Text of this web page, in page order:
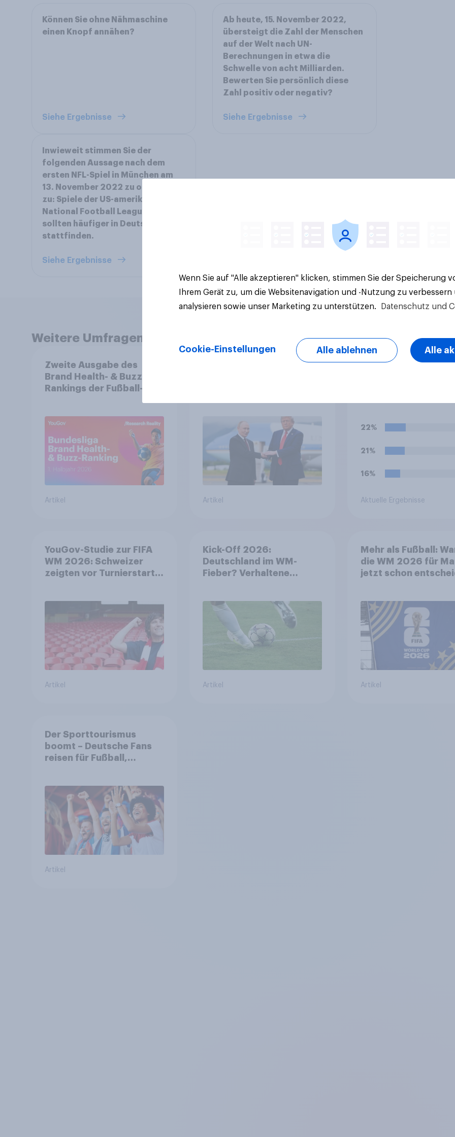
Können Sie ohne Nähmaschine
einen Knopf annähen?
Siehe Ergebnisse
Ab heute, 15. November 2022,
übersteigt die Zahl der Menschen
auf der Welt nach UN-
Berechnungen in etwa die
Schwelle von acht Milliarden.
Bewerten Sie persönlich diese
Zahl positiv oder negativ?
Siehe Ergebnisse
Inwieweit stimmen Sie der
folgenden Aussage nach dem
ersten NFL-Spiel in München am
13. November 2022 zu oder nicht
zu: Spiele der US-amerikanischen
National Football League (NFL)
sollten häufiger in Deutschland
stattfinden.
Siehe Ergebnisse
Weitere Umfragen anzeigen
Zweite Ausgabe des
Brand Health- & Buzz-
Rankings der Fußball-
Spitzenposition
Artikel
Internationale YouGov-
Bedrohungen und
Bündnisse bewerten
Artikel
Wie viele
22%
21%
16%
Aktuelle Ergebnisse
YouGov-Studie zur FIFA
WM 2026: Schweizer
zeigten vor Turnierstart
Artikel
Kick-Off 2026:
Deutschland im WM-
Fieber? Verhaltene
Weltmeisterschaft
Artikel
Mehr als Fußball:
die WM 2026 für
jetzt schon
Artikel
Der Sporttourismus
boomt – Deutsche Fans
reisen für Fußball,
Artikel
Wenn Sie auf "Alle akzeptieren" klicken, stimmen Sie der Speicherung
Ihrem Gerät zu, um die Websitenavigation und -Nutzung zu verbessern
analysieren sowie unser Marketing zu unterstützen.
Datenschutz und
Cookie-Einstellungen Alle ablehnen Alle